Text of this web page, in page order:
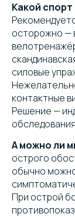
Какой
осторожно —
силовые
контактные
Решение —
А можно ли
острого
обычно
При острой